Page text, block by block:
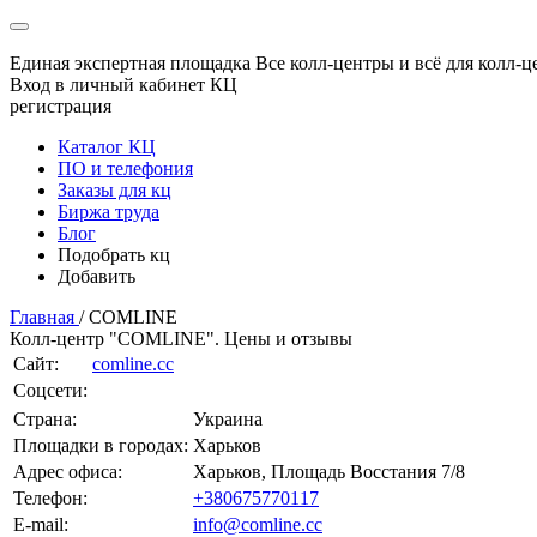
Единая экспертная площадка Все колл-центры и всё для колл-
Вход в личный кабинет КЦ
регистрация
Каталог КЦ
ПО и телефония
Заказы для кц
Биржа труда
Блог
Подобрать кц
Добавить
Главная / COMLINE
Колл-центр "COMLINE". Цены и отзывы
Сайт:
comline.cc
Соцсети:
Страна:
Украина
Площадки в городах: Харьков
Адрес офиса:
Харьков, Площадь Восстания 7/8
Телефон:
+380675770117
E-mail:
info@comline.cc